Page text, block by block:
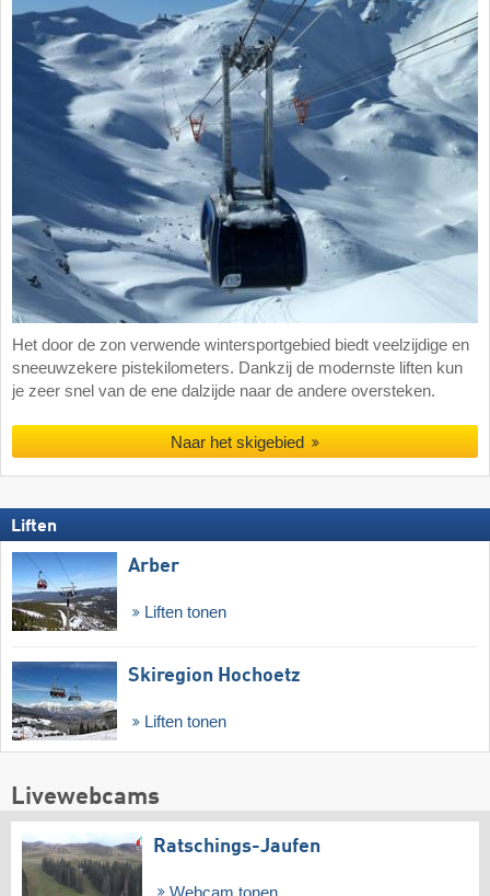
Het door de zon verwende wintersportgebied biedt veelzijdige en
sneeuwzekere pistekilometers. Dankzij de modernste liften kun
je zeer snel van de ene dalzijde naar de andere oversteken.
Naar het skigebied
Liften
Arber
Liften tonen
Skiregion Hochoetz
Liften tonen
Livewebcams
Ratschings-Jaufen
Webcam tonen